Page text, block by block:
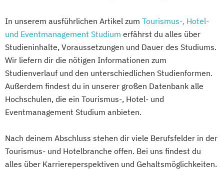
In unserem ausführlichen Artikel zum Tourismus-, Hotel-
und Eventmanagement Studium erfährst du alles über
Studieninhalte, Voraussetzungen und Dauer des Studiums.
Wir liefern dir die nötigen Informationen zum
Studienverlauf und den unterschiedlichen Studienformen.
Außerdem findest du in unserer großen Datenbank alle
Hochschulen, die ein Tourismus-, Hotel- und
Eventmanagement Studium anbieten.
Nach deinem Abschluss stehen dir viele Berufsfelder in der
Tourismus- und Hotelbranche offen. Bei uns findest du
alles über Karriereperspektiven und Gehaltsmöglichkeiten.